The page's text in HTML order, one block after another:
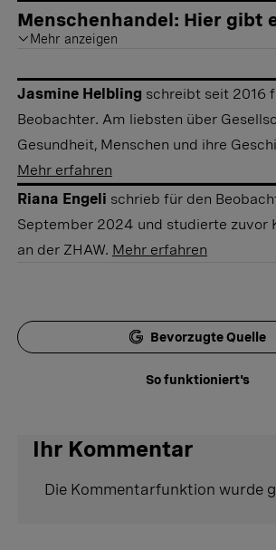
Menschenhandel: Hier gibt
Mehr anzeigen
Jasmine Helbling schreibt seit 2016
Beobachter. Am liebsten über
Gesundheit, Menschen und ihre
Mehr erfahren
Riana Engeli schrieb für den
September 2024 und studierte zuvor
an der ZHAW. Mehr erfahren
Bevorzugte Quelle
So funktioniert's
Ihr Kommentar
Die Kommentarfunktion wurde